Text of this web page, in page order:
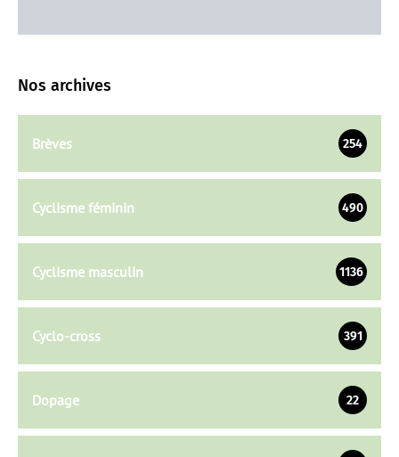
Nos archives
Brèves 254
Cyclisme féminin 490
Cyclisme masculin 1136
Cyclo-cross 391
Dopage 22